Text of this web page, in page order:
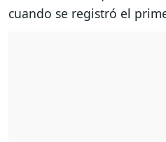
cuando se registró el